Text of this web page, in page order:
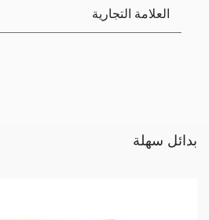
العلامة التجارية
بدائل سهلة